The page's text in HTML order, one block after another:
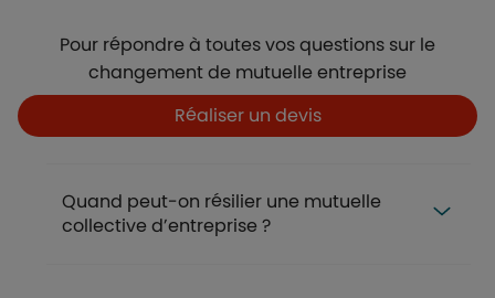
Description
Pour répondre à toutes vos questions sur le
changement de mutuelle entreprise
Boutons
Boutons et liens Réaliser un devis
Quand peut-on résilier une mutuelle
collective d’entreprise ?